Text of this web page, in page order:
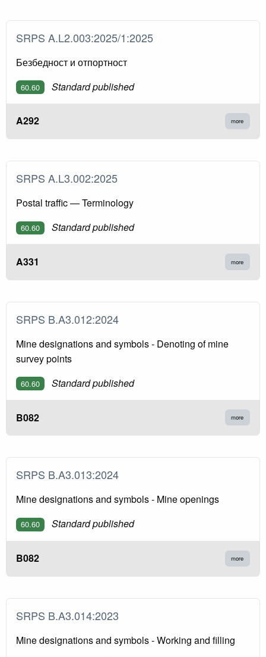
SRPS A.L2.003:2025/1:2025
Безбедност и отпортност
60.60 Standard published
A292 more
SRPS A.L3.002:2025
Postal traffic — Terminology
60.60 Standard published
A331 more
SRPS B.A3.012:2024
Mine designations and symbols - Denoting of mine
survey points
60.60 Standard published
B082 more
SRPS B.A3.013:2024
Mine designations and symbols - Mine openings
60.60 Standard published
B082 more
SRPS B.A3.014:2023
Mine designations and symbols - Working and filling